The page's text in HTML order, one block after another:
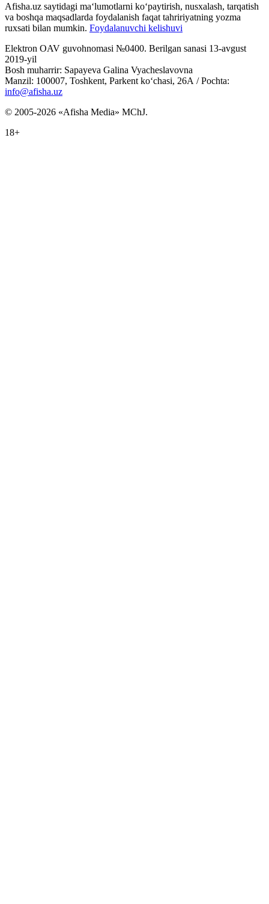
Afisha.uz saytidagi ma‘lumotlarni ko‘paytirish, nusxalash, tarqatish
va boshqa maqsadlarda foydalanish faqat tahririyatning yozma
ruxsati bilan mumkin. Foydalanuvchi kelishuvi
Elektron OAV guvohnomasi №0400. Berilgan sanasi 13-avgust
2019-yil
Bosh muharrir: Sapayeva Galina Vyacheslavovna
Manzil: 100007, Toshkent, Parkent ko‘chasi, 26А / Pochta:
info@afisha.uz
© 2005-2026 «Afisha Media» MChJ.
18+